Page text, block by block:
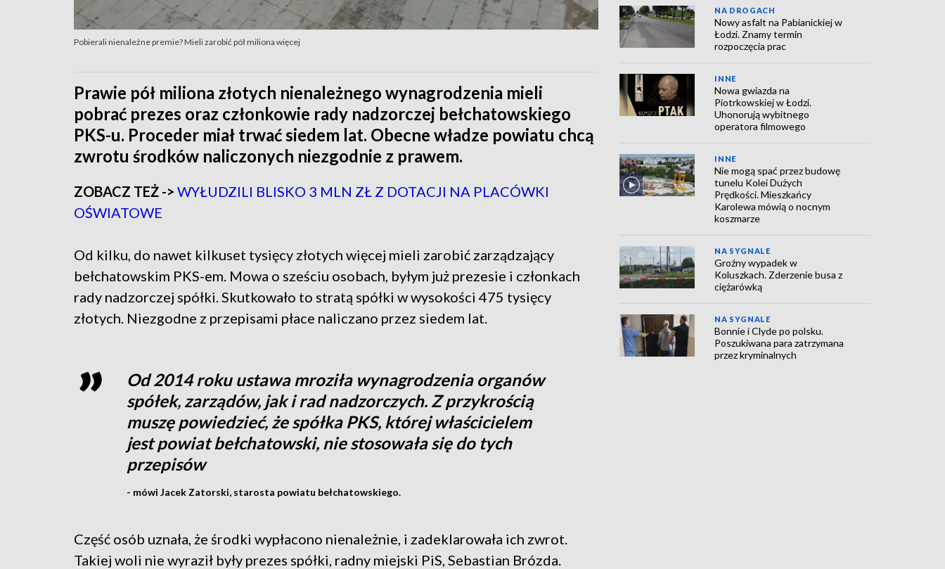
Pobierali nienależne premie? Mieli zarobić pół miliona więcej
Prawie pół miliona złotych nienależnego wynagrodzenia mieli
pobrać prezes oraz członkowie rady nadzorczej bełchatowskiego
PKS-u. Proceder miał trwać siedem lat. Obecne władze powiatu chcą
zwrotu środków naliczonych niezgodnie z prawem.
ZOBACZ TEŻ -> WYŁUDZILI BLISKO 3 MLN ZŁ Z DOTACJI NA PLACÓWKI
OŚWIATOWE
Od kilku, do nawet kilkuset tysięcy złotych więcej mieli zarobić zarządzający
bełchatowskim PKS-em. Mowa o sześciu osobach, byłym już prezesie i członkach
rady nadzorczej spółki. Skutkowało to stratą spółki w wysokości 475 tysięcy
złotych. Niezgodne z przepisami płace naliczano przez siedem lat.
Od 2014 roku ustawa mroziła wynagrodzenia organów
spółek, zarządów, jak i rad nadzorczych. Z przykrością
muszę powiedzieć, że spółka PKS, której właścicielem
jest powiat bełchatowski, nie stosowała się do tych
przepisów
- mówi Jacek Zatorski, starosta powiatu bełchatowskiego.
Część osób uznała, że środki wypłacono nienależnie, i zadeklarowała ich zwrot.
Takiej woli nie wyraził były prezes spółki, radny miejski PiS, Sebastian Brózda.
NA DROGACH
Nowy asfalt na Pabianickiej w
Łodzi. Znamy termin
rozpoczęcia prac
INNE
Nowa gwiazda na
Piotrkowskiej w Łodzi.
Uhonorują wybitnego
operatora filmowego
INNE
Nie mogą spać przez budowę
tunelu Kolei Dużych
Prędkości. Mieszkańcy
Karolewa mówią o nocnym
koszmarze
NA SYGNALE
Groźny wypadek w
Koluszkach. Zderzenie busa z
ciężarówką
NA SYGNALE
Bonnie i Clyde po polsku.
Poszukiwana para zatrzymana
przez kryminalnych